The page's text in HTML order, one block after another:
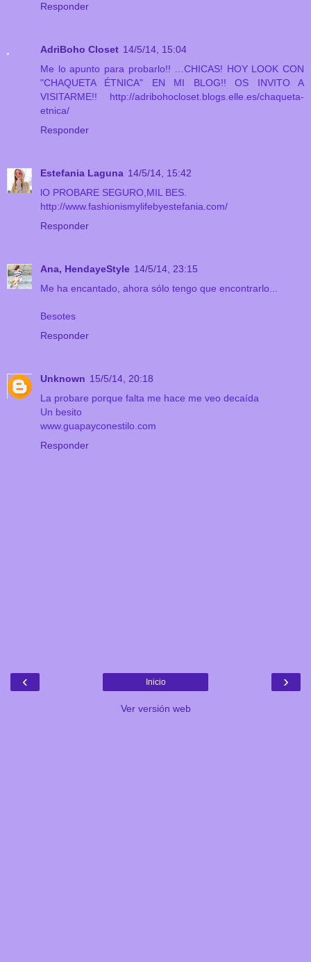
Responder
AdriBoho Closet 14/5/14, 15:04
Me lo apunto para probarlo!! …CHICAS! HOY LOOK CON
"CHAQUETA ÉTNICA" EN MI BLOG!! OS INVITO A
VISITARME!! http://adribohocloset.blogs.elle.es/chaqueta-
etnica/
Responder
Estefania Laguna 14/5/14, 15:42
lO PROBARE SEGURO,MIL BES.
http://www.fashionismylifebyestefania.com/
Responder
Ana, HendayeStyle 14/5/14, 23:15
Me ha encantado, ahora sólo tengo que encontrarlo...
Besotes
Responder
Unknown 15/5/14, 20:18
La probare porque falta me hace me veo decaída
Un besito
www.guapayconestilo.com
Responder
‹ ›
Inicio
Ver versión web